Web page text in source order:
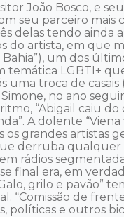
João Bosco, e
seu parceiro mais
delas tendo ainda
do artista, em que
um dos
temática LGBTI+
uma troca de
no ano
“Abigail caiu
A dolente
grandes artistas
derruba qualquer
rádios
final era, em
grilo e pavão”
“Comissão de
políticas e outros